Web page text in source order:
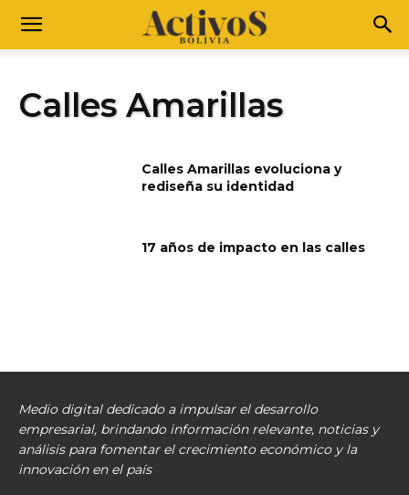
Calles Amarillas
Calles Amarillas evoluciona y
rediseña su identidad
17 años de impacto en las calles
Medio digital dedicado a impulsar el desarrollo
empresarial, brindando información relevante, noticias y
análisis para fomentar el crecimiento económico y la
innovación en el país